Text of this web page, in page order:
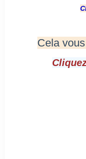
Cela